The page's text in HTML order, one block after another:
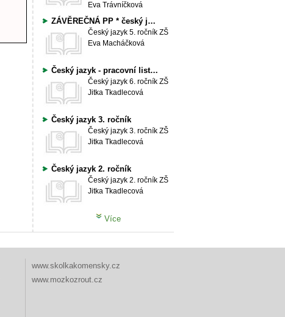
Eva Trávníčková
ZÁVĚREČNÁ PP * český jazyk
Český jazyk 5. ročník ZŠ
Eva Macháčková
Český jazyk - pracovní listy 6. ročník
Český jazyk 6. ročník ZŠ
Jitka Tkadlecová
Český jazyk 3. ročník
Český jazyk 3. ročník ZŠ
Jitka Tkadlecová
Český jazyk 2. ročník
Český jazyk 2. ročník ZŠ
Jitka Tkadlecová
Více
www.skolkakomensky.cz
www.mozkozrout.cz